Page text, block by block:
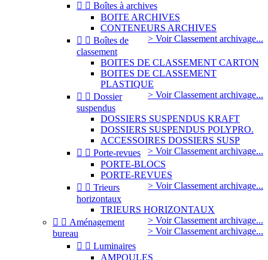
  Boîtes à archives
BOITE ARCHIVES
CONTENEURS ARCHIVES
> Voir Classement archivage...
  Boîtes de
classement
BOITES DE CLASSEMENT CARTON
BOITES DE CLASSEMENT
PLASTIQUE
> Voir Classement archivage...
  Dossier
suspendus
DOSSIERS SUSPENDUS KRAFT
DOSSIERS SUSPENDUS POLYPRO.
ACCESSOIRES DOSSIERS SUSP
> Voir Classement archivage...
  Porte-revues
PORTE-BLOCS
PORTE-REVUES
> Voir Classement archivage...
  Trieurs
horizontaux
TRIEURS HORIZONTAUX
> Voir Classement archivage...
> Voir Classement archivage...
  Aménagement
bureau
  Luminaires
AMPOULES